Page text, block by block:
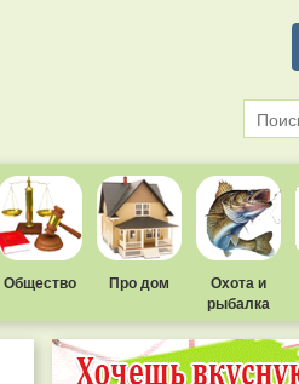
Общество Про дом
Охота и
рыбалка